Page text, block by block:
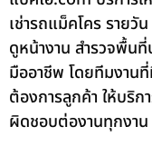
เช่ารถแม็คโคร รายวั
ดูหน้างาน สำรวจพื้นที่
มืออาชีพ โดยทีมงานที่
ต้องการลูกค้า ให้บริ
ผิดชอบต่องานทุกงาน